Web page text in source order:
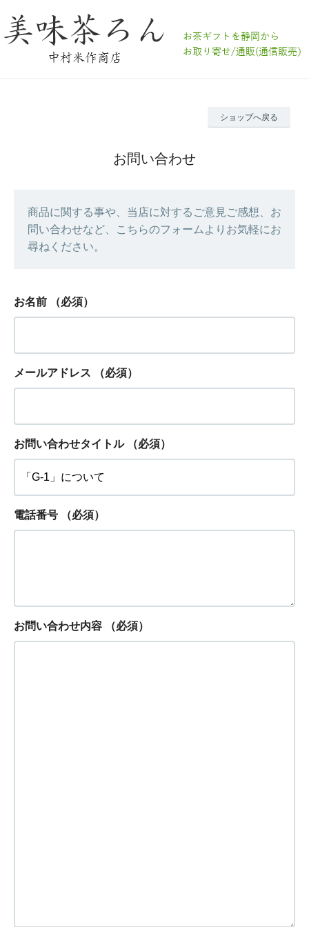
ショップへ戻る
お問い合わせ
商品に関する事や、当店に対するご意見ご感想、お
問い合わせなど、こちらのフォームよりお気軽にお
尋ねください。
お名前 （必須）
メールアドレス （必須）
お問い合わせタイトル （必須）
電話番号 （必須）
お問い合わせ内容 （必須）